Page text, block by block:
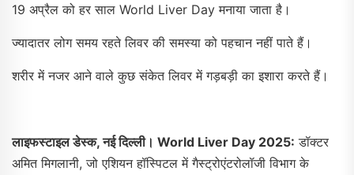
19 अप्रैल को हर साल World Liver Day मनाया जाता है।
ज्यादातर लोग समय रहते लिवर की समस्या को पहचान नहीं पाते हैं।
शरीर में नजर आने वाले कुछ संकेत लिवर में गड़बड़ी का इशारा करते हैं।
लाइफस्टाइल डेस्क, नई दिल्ली। World Liver Day 2025: डॉक्टर
अमित मिगलानी, जो एशियन हॉस्पिटल में गैस्ट्रोएंटरोलॉजी विभाग के